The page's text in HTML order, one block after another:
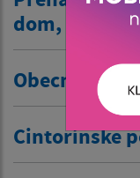
dom, …/
Obecné
Cintorínske